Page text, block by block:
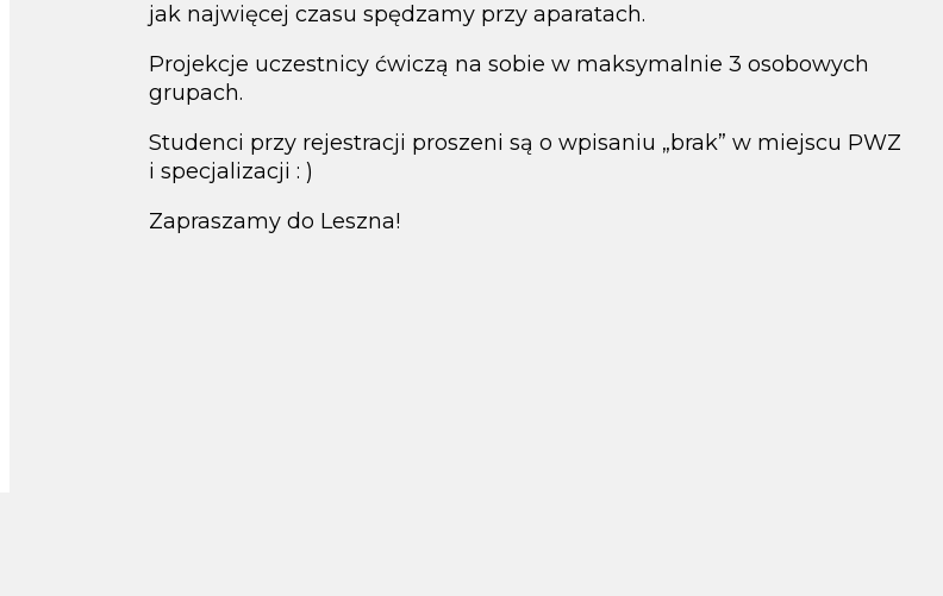
jak najwięcej czasu spędzamy przy aparatach.
Projekcje uczestnicy ćwiczą na sobie w maksymalnie 3 osobowych
grupach.
Studenci przy rejestracji proszeni są o wpisaniu „brak” w miejscu PWZ
i specjalizacji : )
Zapraszamy do Leszna!